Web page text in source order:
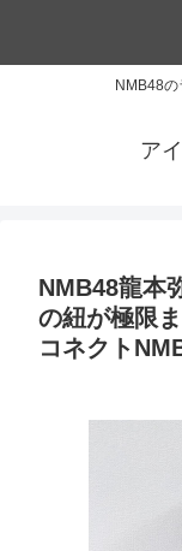
NMB48の
ア
NMB48龍本
の紐が極限
コネクトNMB